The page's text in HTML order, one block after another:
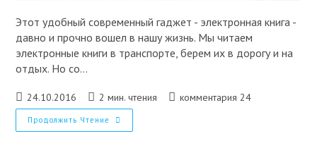
Этот удобный современный гаджет - электронная книга -
давно и прочно вошел в нашу жизнь. Мы читаем
электронные книги в транспорте, берем их в дорогу и на
отдых. Но со…
Запись
опубликована:
24.10.2016
Время
чтения:
2 мин. чтения
Комментарии
комментария 24
Продолжить Чтение Покупаем
И